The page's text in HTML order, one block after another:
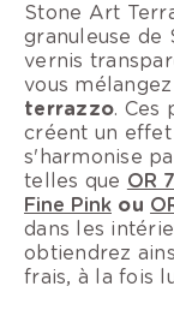
Stone Art
granuleuse de
vernis
vous
terrazzo. Ces
créent un
s'harmonise
telles que OR
Fine Pink ou
dans les
obtiendrez
frais, à la fois